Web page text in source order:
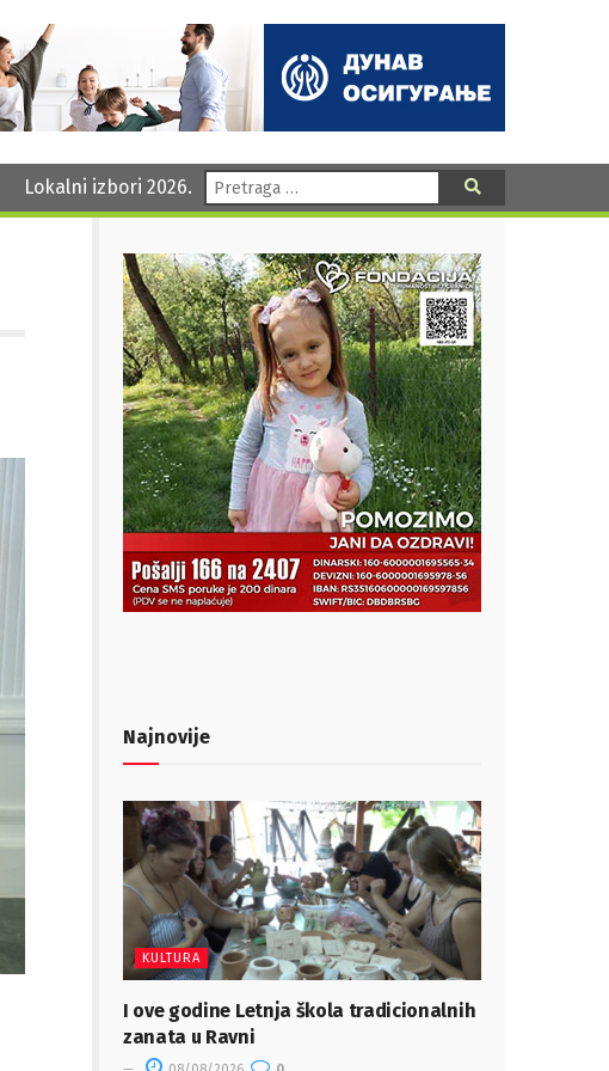
Lokalni izbori 2026. Pretraga:
Najnovije
KULTURA
I ove godine Letnja škola tradicionalnih
zanata u Ravni